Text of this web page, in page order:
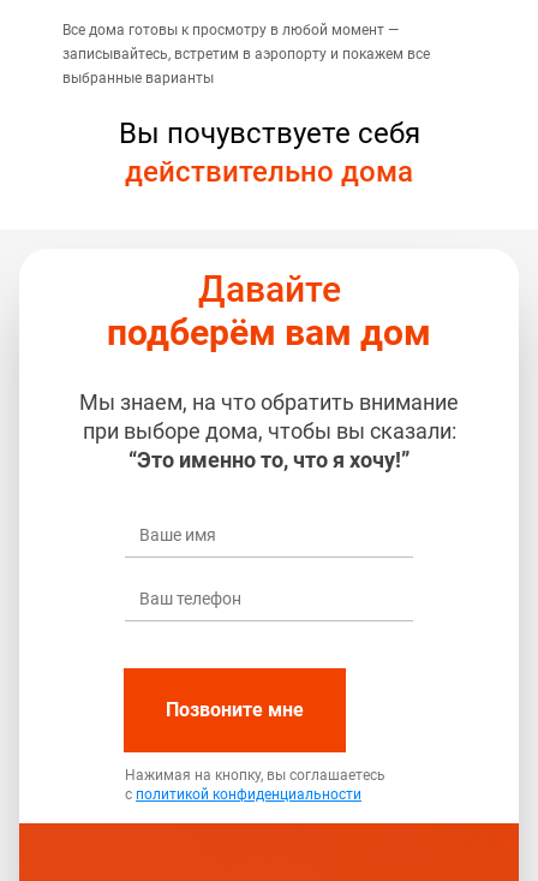
Все дома готовы к просмотру в любой момент —
записывайтесь, встретим в аэропорту и покажем все
выбранные варианты
Вы почувствуете себя
действительно дома
Давайте
подберём вам дом
Мы знаем, на что обратить внимание
при выборе дома, чтобы вы сказали:
“Это именно то, что я хочу!”
Позвоните мне
Нажимая на кнопку, вы соглашаетесь
с политикой конфиденциальности